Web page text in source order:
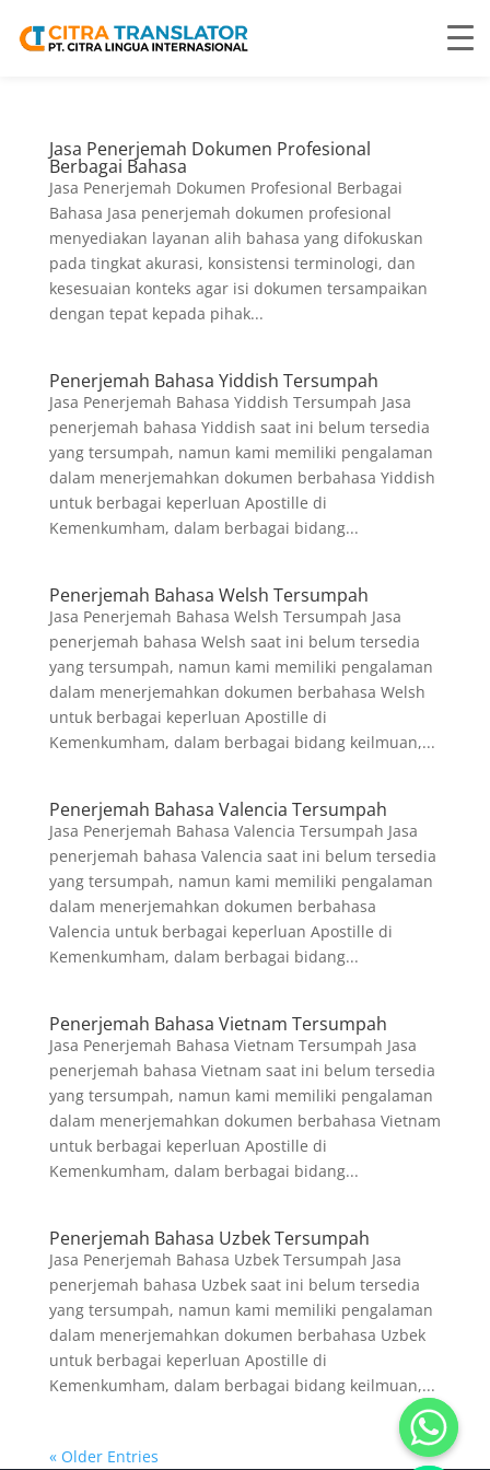
Jasa Penerjemah Dokumen Profesional
Berbagai Bahasa
Jasa Penerjemah Dokumen Profesional Berbagai
Bahasa Jasa penerjemah dokumen profesional
menyediakan layanan alih bahasa yang difokuskan
pada tingkat akurasi, konsistensi terminologi, dan
kesesuaian konteks agar isi dokumen tersampaikan
dengan tepat kepada pihak...
Penerjemah Bahasa Yiddish Tersumpah
Jasa Penerjemah Bahasa Yiddish Tersumpah Jasa
penerjemah bahasa Yiddish saat ini belum tersedia
yang tersumpah, namun kami memiliki pengalaman
dalam menerjemahkan dokumen berbahasa Yiddish
untuk berbagai keperluan Apostille di
Kemenkumham, dalam berbagai bidang...
Penerjemah Bahasa Welsh Tersumpah
Jasa Penerjemah Bahasa Welsh Tersumpah Jasa
penerjemah bahasa Welsh saat ini belum tersedia
yang tersumpah, namun kami memiliki pengalaman
dalam menerjemahkan dokumen berbahasa Welsh
untuk berbagai keperluan Apostille di
Kemenkumham, dalam berbagai bidang keilmuan,...
Penerjemah Bahasa Valencia Tersumpah
Jasa Penerjemah Bahasa Valencia Tersumpah Jasa
penerjemah bahasa Valencia saat ini belum tersedia
yang tersumpah, namun kami memiliki pengalaman
dalam menerjemahkan dokumen berbahasa
Valencia untuk berbagai keperluan Apostille di
Kemenkumham, dalam berbagai bidang...
Penerjemah Bahasa Vietnam Tersumpah
Jasa Penerjemah Bahasa Vietnam Tersumpah Jasa
penerjemah bahasa Vietnam saat ini belum tersedia
yang tersumpah, namun kami memiliki pengalaman
dalam menerjemahkan dokumen berbahasa Vietnam
untuk berbagai keperluan Apostille di
Kemenkumham, dalam berbagai bidang...
Penerjemah Bahasa Uzbek Tersumpah
Jasa Penerjemah Bahasa Uzbek Tersumpah Jasa
penerjemah bahasa Uzbek saat ini belum tersedia
yang tersumpah, namun kami memiliki pengalaman
dalam menerjemahkan dokumen berbahasa Uzbek
untuk berbagai keperluan Apostille di
Kemenkumham, dalam berbagai bidang keilmuan,...
« Older Entries